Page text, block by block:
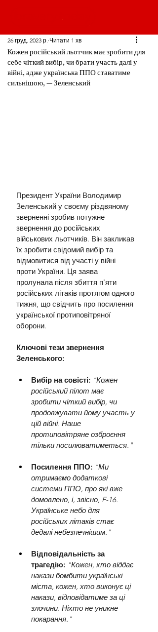
Кожен російський льотчик має зробити для
себе чіткий вибір, чи брати участь далі у
війні, адже українська ППО ставатиме
сильнішою, — Зеленський
26 груд. 2023 р. Читати 1 хв
Президент України Володимир
Зеленський у своєму різдвяному
зверненні зробив потужне
звернення до російських
військових льотчиків. Він закликав
їх зробити свідомий вибір та
відмовитися від участі у війні
проти України. Ця заява
пролунала після збиття п'яти
російських літаків протягом одного
тижня, що свідчить про посилення
української протиповітряної
оборони.
Ключові тези звернення
Зеленського:
Вибір на совісті: "Кожен
російський пілот має
зробити чіткий вибір, чи
продовжувати йому участь у
цій війні. Наше
протиповітряне озброєння
тільки посилюватиметься."
Посилення ППО: "Ми
отримаємо додаткові
системи ППО, про які вже
домовлено, і, звісно, F-16.
Українське небо для
російських літаків стає
дедалі небезпечнішим."
Відповідальність за
трагедію: "Кожен, хто віддає
накази бомбити українські
міста, кожен, хто виконує ці
накази, відповідатиме за ці
злочини. Ніхто не уникне
покарання."